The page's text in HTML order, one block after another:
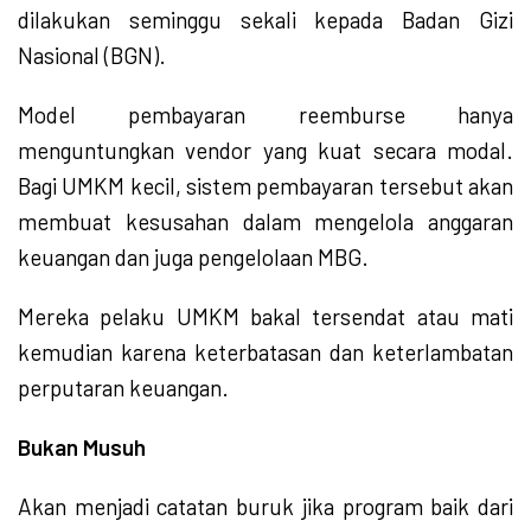
dilakukan seminggu sekali kepada Badan Gizi
Nasional (BGN).
Model pembayaran reemburse hanya
menguntungkan vendor yang kuat secara modal.
Bagi UMKM kecil, sistem pembayaran tersebut akan
membuat kesusahan dalam mengelola anggaran
keuangan dan juga pengelolaan MBG.
Mereka pelaku UMKM bakal tersendat atau mati
kemudian karena keterbatasan dan keterlambatan
perputaran keuangan.
Bukan Musuh
Akan menjadi catatan buruk jika program baik dari